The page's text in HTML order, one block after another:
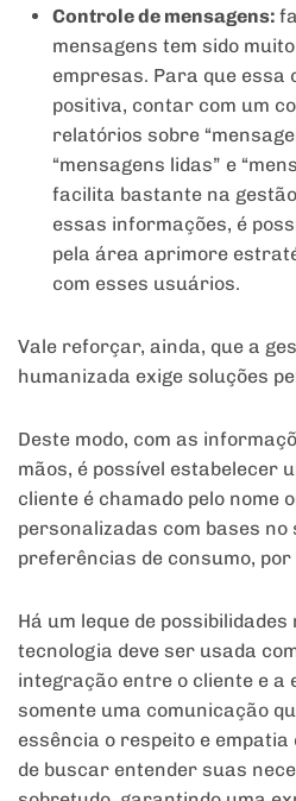
Controle de mensagens:
mensagens tem sido
empresas. Para que essa
positiva, contar com um
relatórios sobre
“mensagens lidas” e
facilita bastante na
essas informações, é
pela área aprimore
com esses usuários.
Vale reforçar, ainda, que a
humanizada exige soluções
Deste modo, com as
mãos, é possível estabelecer
cliente é chamado pelo nome
personalizadas com bases
preferências de consumo, por
Há um leque de
tecnologia deve ser usada
integração entre o cliente e a
somente uma comunicação
essência o respeito e empatia
de buscar entender suas